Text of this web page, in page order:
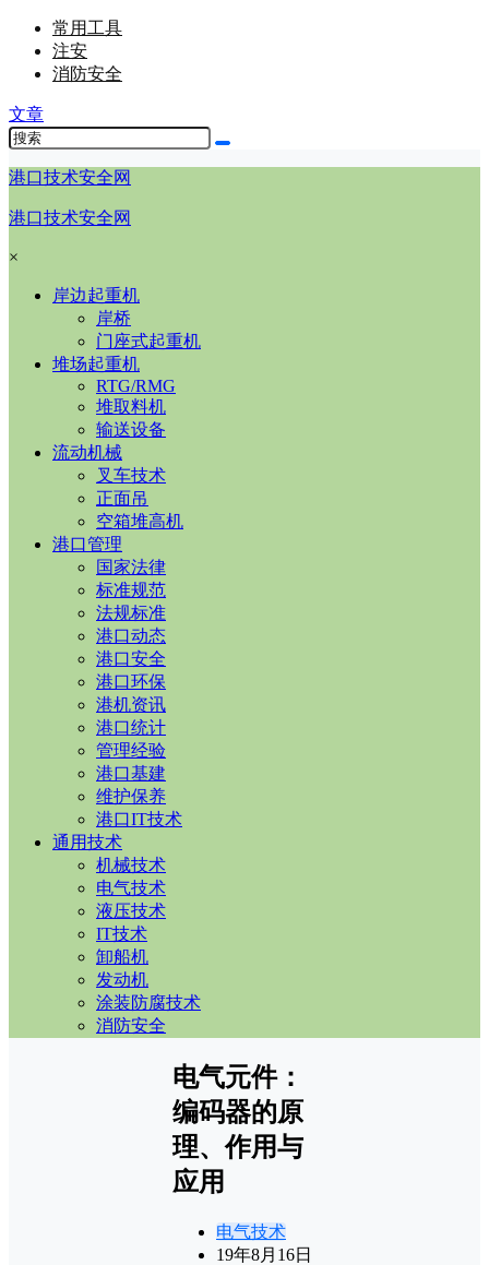
常用工具
注安
消防安全
文章
港口技术安全网
港口技术安全网
×
岸边起重机
岸桥
门座式起重机
堆场起重机
RTG/RMG
堆取料机
输送设备
流动机械
叉车技术
正面吊
空箱堆高机
港口管理
国家法律
标准规范
法规标准
港口动态
港口安全
港口环保
港机资讯
港口统计
管理经验
港口基建
维护保养
港口IT技术
通用技术
机械技术
电气技术
液压技术
IT技术
卸船机
发动机
涂装防腐技术
消防安全
电气元件：
编码器的原
理、作用与
应用
电气技术
19年8月16日